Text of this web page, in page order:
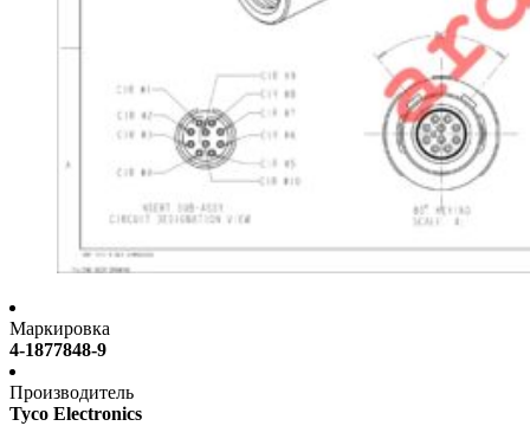
Маркировка
4-1877848-9
Производитель
Tyco Electronics